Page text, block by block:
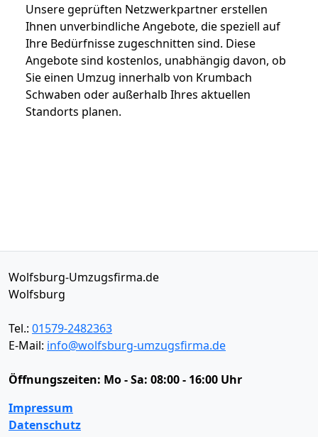
Unsere geprüften Netzwerkpartner erstellen
Ihnen unverbindliche Angebote, die speziell auf
Ihre Bedürfnisse zugeschnitten sind. Diese
Angebote sind kostenlos, unabhängig davon, ob
Sie einen Umzug innerhalb von Krumbach
Schwaben oder außerhalb Ihres aktuellen
Standorts planen.
Wolfsburg-Umzugsfirma.de
Wolfsburg
Tel.: 01579-2482363
E-Mail: info@wolfsburg-umzugsfirma.de
Öffnungszeiten: Mo - Sa: 08:00 - 16:00 Uhr
Impressum
Datenschutz